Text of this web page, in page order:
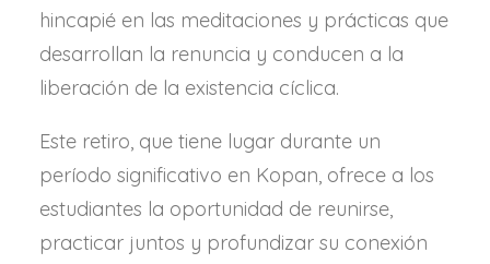
hincapié en las meditaciones y prácticas que
desarrollan la renuncia y conducen a la
liberación de la existencia cíclica.
Este retiro, que tiene lugar durante un
período significativo en Kopan, ofrece a los
estudiantes la oportunidad de reunirse,
practicar juntos y profundizar su conexión